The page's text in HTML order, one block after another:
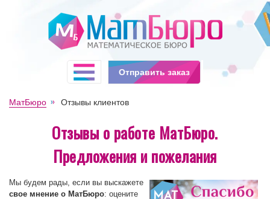
МатБюро Отзывы клиентов
Отзывы о работе МатБюро.
Предложения и пожелания
Мы будем рады, если вы выскажете
свое мнение о МатБюро: оцените
Отправить заказ